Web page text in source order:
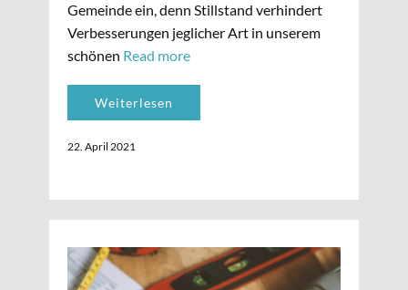
Gemeinde ein, denn Stillstand verhindert
Verbesserungen jeglicher Art in unserem
schönen Read more
Weiterlesen
22. April 2021